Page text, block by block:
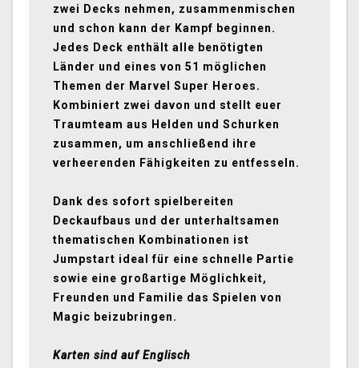
zwei Decks nehmen, zusammenmischen
und schon kann der Kampf beginnen.
Jedes Deck enthält alle benötigten
Länder und eines von 51 möglichen
Themen der Marvel Super Heroes.
Kombiniert zwei davon und stellt euer
Traumteam aus Helden und Schurken
zusammen, um anschließend ihre
verheerenden Fähigkeiten zu entfesseln.
Dank des sofort spielbereiten
Deckaufbaus und der unterhaltsamen
thematischen Kombinationen ist
Jumpstart ideal für eine schnelle Partie
sowie eine großartige Möglichkeit,
Freunden und Familie das Spielen von
Magic beizubringen.
Karten sind auf Englisch